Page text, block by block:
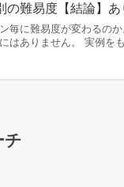
の難易度【結論】
毎に難易度が変わるの
はありません。 実例を
チ